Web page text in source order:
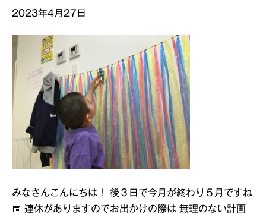
2023年4月27日
みなさんこんにちは！ 後３日で今月が終わり５月ですね
📅 連休がありますのでお出かけの際は 無理のない計画